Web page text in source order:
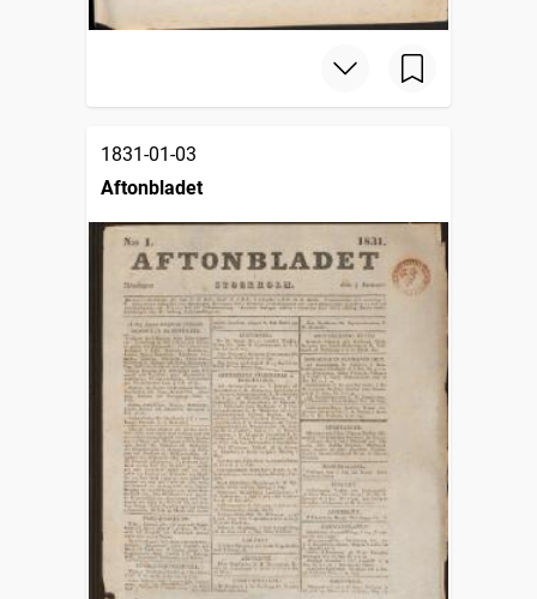
1831-01-03
Aftonbladet